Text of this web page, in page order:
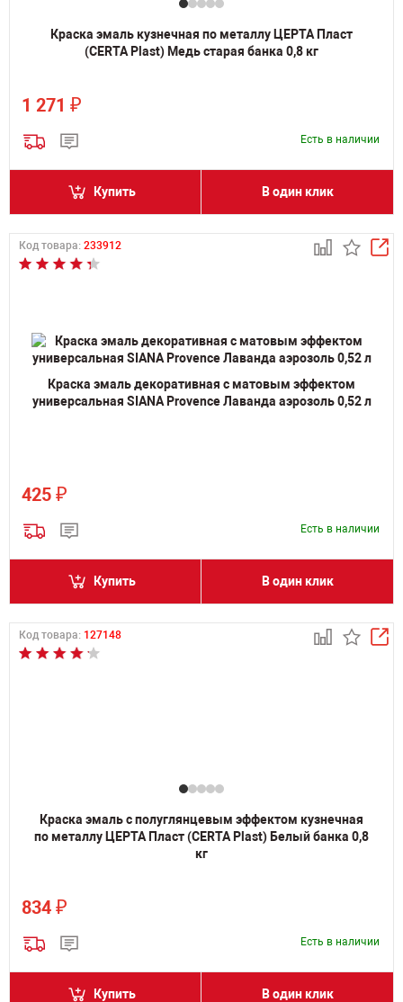
Краска эмаль кузнечная по металлу ЦЕРТА Пласт
(CERTA Plast) Медь старая банка 0,8 кг
1 271 ₽
Есть в наличии
Купить В один клик
Код товара: 233912
Краска эмаль декоративная с матовым эффектом
универсальная SIANA Provence Лаванда аэрозоль 0,52 л
425 ₽
Есть в наличии
Купить В один клик
Код товара: 127148
Краска эмаль с полуглянцевым эффектом кузнечная
по металлу ЦЕРТА Пласт (CERTA Plast) Белый банка 0,8
кг
834 ₽
Есть в наличии
Купить В один клик